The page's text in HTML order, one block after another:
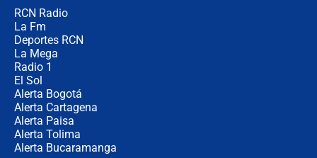
RCN Radio
La Fm
Deportes RCN
La Mega
Radio 1
El Sol
Alerta Bogotá
Alerta Cartagena
Alerta Paisa
Alerta Tolima
Alerta Bucaramanga